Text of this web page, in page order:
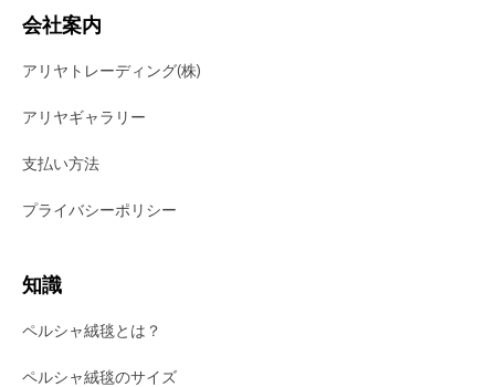
会社案内
アリヤトレーディング(株)
アリヤギャラリー
支払い方法
プライバシーポリシー
知識
ペルシャ絨毯とは？
ペルシャ絨毯のサイズ